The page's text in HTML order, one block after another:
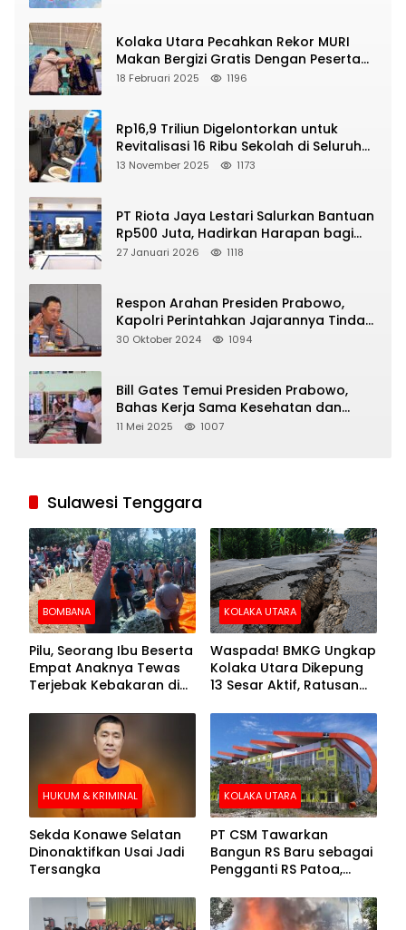
Kolaka Utara Pecahkan Rekor MURI
Makan Bergizi Gratis Dengan Peserta
Terbanyak
18 Februari 2025 1196
Rp16,9 Triliun Digelontorkan untuk
Revitalisasi 16 Ribu Sekolah di Seluruh
Indonesia
13 November 2025 1173
PT Riota Jaya Lestari Salurkan Bantuan
Rp500 Juta, Hadirkan Harapan bagi
Korban Bencana di Sumatera
27 Januari 2026 1118
Respon Arahan Presiden Prabowo,
Kapolri Perintahkan Jajarannya Tindak
Tegas Pelaku Judi Online
30 Oktober 2024 1094
Bill Gates Temui Presiden Prabowo,
Bahas Kerja Sama Kesehatan dan
Program Makan Bergizi Gratis
11 Mei 2025 1007
Sulawesi Tenggara
BOMBANA
Pilu, Seorang Ibu Beserta
Empat Anaknya Tewas
Terjebak Kebakaran di
KOLAKA UTARA
Waspada! BMKG Ungkap
Kolaka Utara Dikepung
13 Sesar Aktif, Ratusan
HUKUM & KRIMINAL
Sekda Konawe Selatan
Dinonaktifkan Usai Jadi
Tersangka
KOLAKA UTARA
PT CSM Tawarkan
Bangun RS Baru sebagai
Pengganti RS Patoa,
Kolut